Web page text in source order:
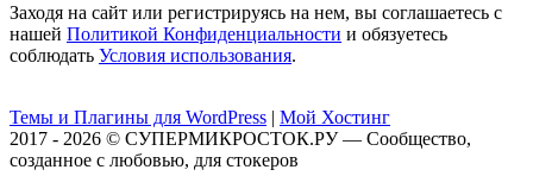
Заходя на сайт или регистрируясь на нем, вы соглашаетесь с
нашей Политикой Конфиденциальности и обязуетесь
соблюдать Условия использования.
Темы и Плагины для WordPress | Мой Хостинг
2017 - 2026 © СУПЕРМИКРОСТОК.РУ — Сообщество,
созданное с любовью, для стокеров